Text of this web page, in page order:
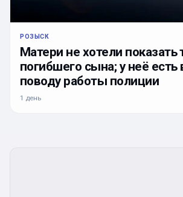
РОЗЫСК
Матери не хотели показать
погибшего сына; у неё
поводу работы полиции
1 день